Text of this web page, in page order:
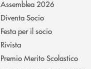
Assemblea 2026
Diventa Socio
Festa per il socio
Rivista
Premio Merito Scolastico